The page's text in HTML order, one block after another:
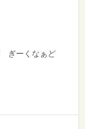
ぎーくなぁど